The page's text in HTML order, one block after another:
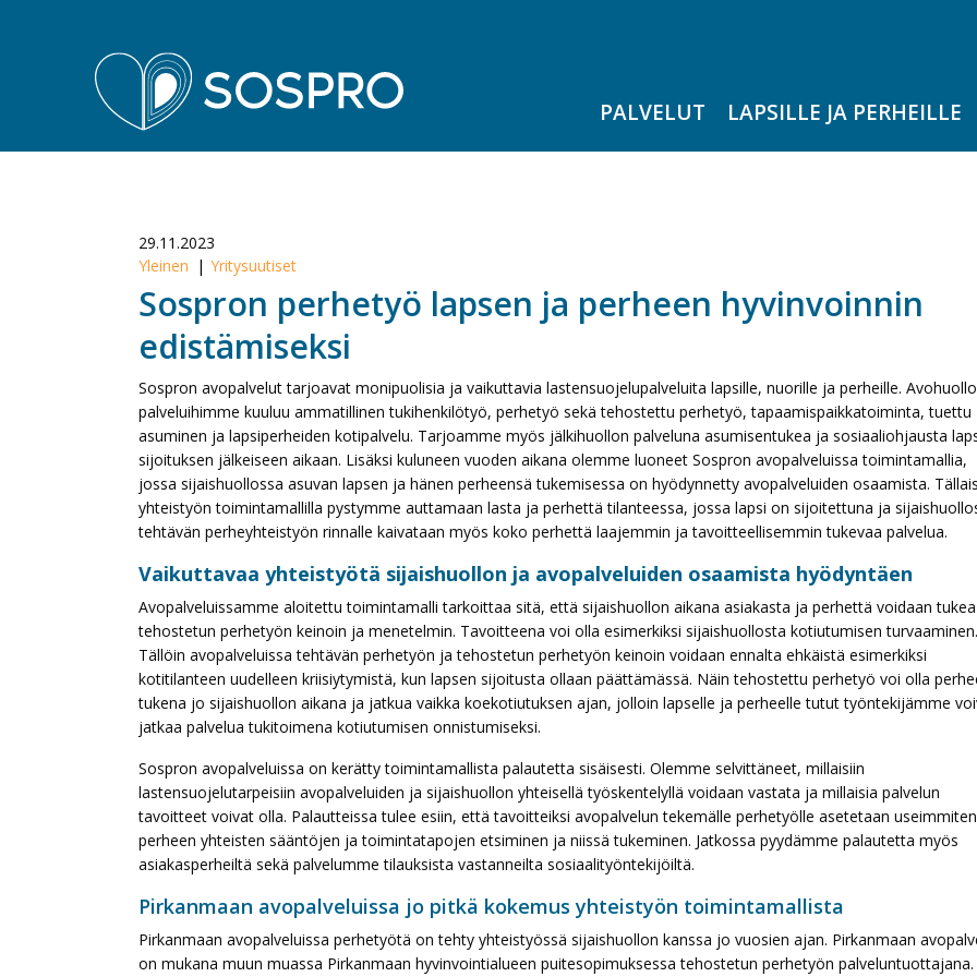
Sospro
PALVELUT LAPSILLE JA PERHEILLE
29.11.2023
Yleinen
Yritysuutiset
Sospron perhetyö lapsen ja perheen hyvinvoinnin
edistämiseksi
Sospron avopalvelut tarjoavat monipuolisia ja vaikuttavia lastensuojelupalveluita lapsille, nuorille ja perheille.
palveluihimme kuuluu ammatillinen tukihenkilötyö, perhetyö sekä tehostettu perhetyö, tapaamispaikkatoiminta, tuettu
asuminen ja lapsiperheiden kotipalvelu. Tarjoamme myös jälkihuollon palveluna asumisentukea ja sosiaaliohjausta
sijoituksen jälkeiseen aikaan. Lisäksi kuluneen vuoden aikana olemme luoneet Sospron avopalveluissa toimintamallia,
jossa sijaishuollossa asuvan lapsen ja hänen perheensä tukemisessa on hyödynnetty avopalveluiden osaamista.
yhteistyön toimintamallilla pystymme auttamaan lasta ja perhettä tilanteessa, jossa lapsi on sijoitettuna ja
tehtävän perheyhteistyön rinnalle kaivataan myös koko perhettä laajemmin ja tavoitteellisemmin tukevaa palvelua.
Vaikuttavaa yhteistyötä sijaishuollon ja avopalveluiden osaamista hyödyntäen
Avopalveluissamme aloitettu toimintamalli tarkoittaa sitä, että sijaishuollon aikana asiakasta ja perhettä voidaan tukea
tehostetun perhetyön keinoin ja menetelmin. Tavoitteena voi olla esimerkiksi sijaishuollosta kotiutumisen turvaaminen.
Tällöin avopalveluissa tehtävän perhetyön ja tehostetun perhetyön keinoin voidaan ennalta ehkäistä esimerkiksi
kotitilanteen uudelleen kriisiytymistä, kun lapsen sijoitusta ollaan päättämässä. Näin tehostettu perhetyö voi olla
tukena jo sijaishuollon aikana ja jatkua vaikka koekotiutuksen ajan, jolloin lapselle ja perheelle tutut työntekijämme
jatkaa palvelua tukitoimena kotiutumisen onnistumiseksi.
Sospron avopalveluissa on kerätty toimintamallista palautetta sisäisesti. Olemme selvittäneet, millaisiin
lastensuojelutarpeisiin avopalveluiden ja sijaishuollon yhteisellä työskentelyllä voidaan vastata ja millaisia palvelun
tavoitteet voivat olla. Palautteissa tulee esiin, että tavoitteiksi avopalvelun tekemälle perhetyölle asetetaan useimmiten
perheen yhteisten sääntöjen ja toimintatapojen etsiminen ja niissä tukeminen. Jatkossa pyydämme palautetta myös
asiakasperheiltä sekä palvelumme tilauksista vastanneilta sosiaalityöntekijöiltä.
Pirkanmaan avopalveluissa jo pitkä kokemus yhteistyön toimintamallista
Pirkanmaan avopalveluissa perhetyötä on tehty yhteistyössä sijaishuollon kanssa jo vuosien ajan. Pirkanmaan
on mukana muun muassa Pirkanmaan hyvinvointialueen puitesopimuksessa tehostetun perhetyön palveluntuottajana.